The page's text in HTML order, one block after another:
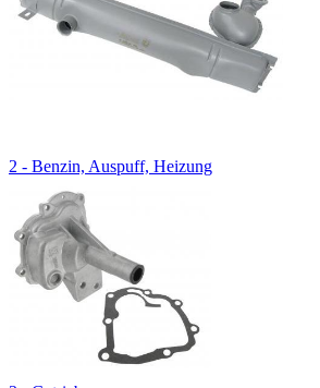
2 - Benzin, Auspuff, Heizung